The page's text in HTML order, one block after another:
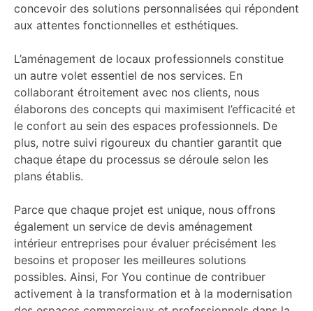
concevoir des solutions personnalisées qui répondent
aux attentes fonctionnelles et esthétiques.
L’aménagement de locaux professionnels constitue
un autre volet essentiel de nos services. En
collaborant étroitement avec nos clients, nous
élaborons des concepts qui maximisent l’efficacité et
le confort au sein des espaces professionnels. De
plus, notre suivi rigoureux du chantier garantit que
chaque étape du processus se déroule selon les
plans établis.
Parce que chaque projet est unique, nous offrons
également un service de devis aménagement
intérieur entreprises pour évaluer précisément les
besoins et proposer les meilleures solutions
possibles. Ainsi, For You continue de contribuer
activement à la transformation et à la modernisation